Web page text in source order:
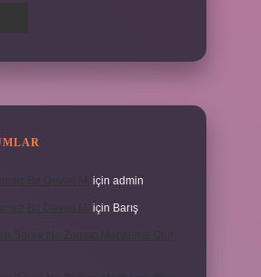
için admin
için Barış